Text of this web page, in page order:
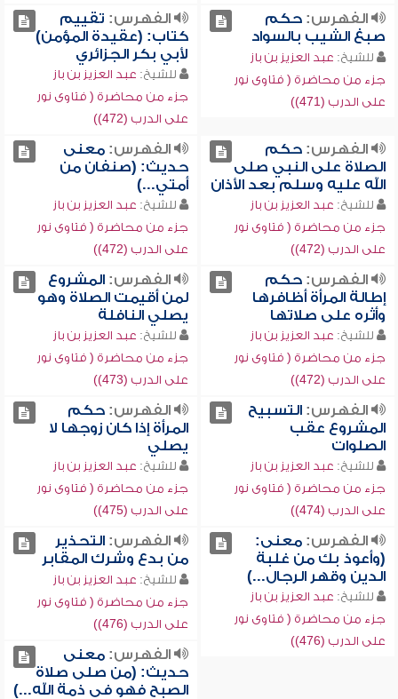
الفهرس:حكم
صبغ الشيب بالسواد
للشيخ: عبد العزيز بن باز
جزء من محاضرة ( فتاوى نور
على الدرب (471))
الفهرس: تقييم
كتاب: (عقيدة المؤمن)
لأبي بكر الجزائري
للشيخ: عبد العزيز بن باز
جزء من محاضرة ( فتاوى نور
على الدرب (472))
الفهرس:حكم
الصلاة على النبي صلى
الله عليه وسلم بعد الأذان
للشيخ: عبد العزيز بن باز
جزء من محاضرة ( فتاوى نور
على الدرب (472))
الفهرس:معنى
حديث: (صنفان من
أمتي...)
للشيخ: عبد العزيز بن باز
جزء من محاضرة ( فتاوى نور
على الدرب (472))
الفهرس:حكم
إطالة المرأة أظافرها
وأثره على صلاتها
للشيخ: عبد العزيز بن باز
جزء من محاضرة ( فتاوى نور
على الدرب (472))
الفهرس:المشروع
لمن أقيمت الصلاة وهو
يصلي النافلة
للشيخ: عبد العزيز بن باز
جزء من محاضرة ( فتاوى نور
على الدرب (473))
الفهرس:التسبيح
المشروع عقب
الصلوات
للشيخ: عبد العزيز بن باز
جزء من محاضرة ( فتاوى نور
على الدرب (474))
الفهرس:حكم
المرأة إذا كان زوجها لا
يصلي
للشيخ: عبد العزيز بن باز
جزء من محاضرة ( فتاوى نور
على الدرب (475))
الفهرس:معنى:
(وأعوذ بك من غلبة
الدين وقهر الرجال...)
للشيخ: عبد العزيز بن باز
جزء من محاضرة ( فتاوى نور
على الدرب (476))
الفهرس:التحذير
من بدع وشرك المقابر
للشيخ: عبد العزيز بن باز
جزء من محاضرة ( فتاوى نور
على الدرب (476))
الفهرس:معنى
حديث: (من صلى صلاة
الصبح فهو في ذمة الله...)